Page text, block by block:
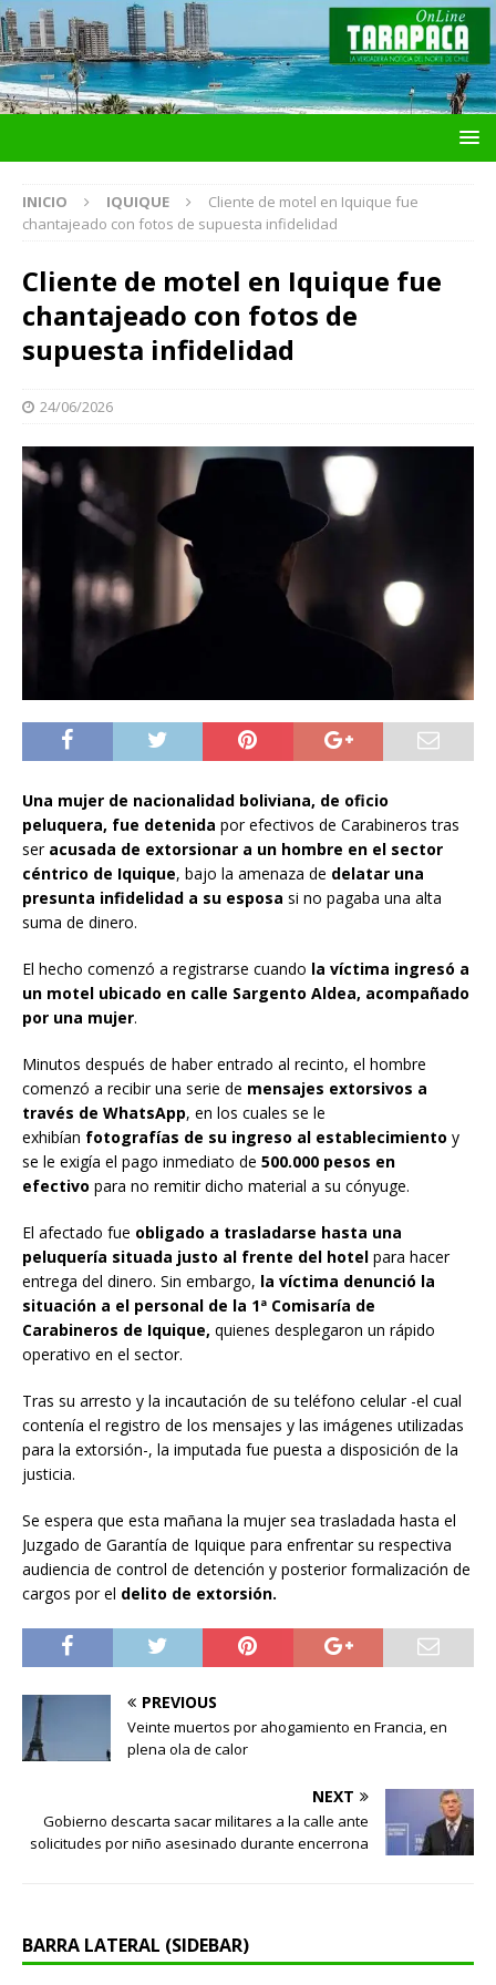
INICIO IQUIQUE
Cliente de motel en Iquique fue
chantajeado con fotos de supuesta infidelidad
Cliente de motel en Iquique fue
chantajeado con fotos de
supuesta infidelidad
24/06/2026
Una mujer de nacionalidad boliviana, de oficio
peluquera, fue detenida por efectivos de Carabineros tras
ser acusada de extorsionar a un hombre en el sector
céntrico de Iquique, bajo la amenaza de delatar una
presunta infidelidad a su esposa si no pagaba una alta
suma de dinero.
El hecho comenzó a registrarse cuando la víctima ingresó a
un motel ubicado en calle Sargento Aldea, acompañado
por una mujer.
Minutos después de haber entrado al recinto, el hombre
comenzó a recibir una serie de mensajes extorsivos a
través de WhatsApp, en los cuales se le
exhibían fotografías de su ingreso al establecimiento y
se le exigía el pago inmediato de 500.000 pesos en
efectivo para no remitir dicho material a su cónyuge.
El afectado fue obligado a trasladarse hasta una
peluquería situada justo al frente del hotel para hacer
entrega del dinero. Sin embargo, la víctima denunció la
situación a el personal de la 1ª Comisaría de
Carabineros de Iquique, quienes desplegaron un rápido
operativo en el sector.
Tras su arresto y la incautación de su teléfono celular -el cual
contenía el registro de los mensajes y las imágenes utilizadas
para la extorsión-, la imputada fue puesta a disposición de la
justicia.
Se espera que esta mañana la mujer sea trasladada hasta el
Juzgado de Garantía de Iquique para enfrentar su respectiva
audiencia de control de detención y posterior formalización de
cargos por el delito de extorsión.
PREVIOUS
Veinte muertos por ahogamiento en Francia, en
plena ola de calor
NEXT
Gobierno descarta sacar militares a la calle ante
solicitudes por niño asesinado durante encerrona
BARRA LATERAL (SIDEBAR)